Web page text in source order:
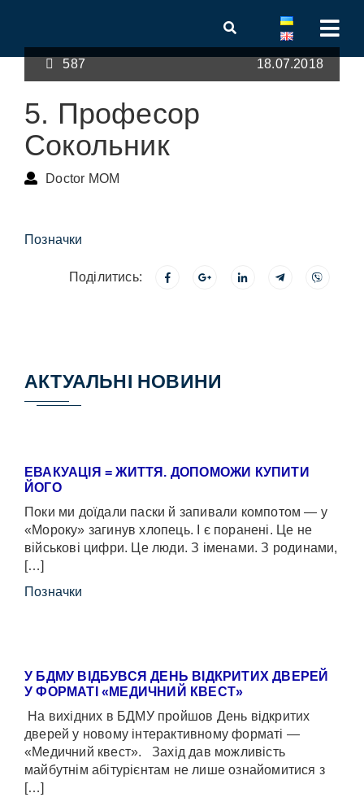
587 18.07.2018
5. Професор
Сокольник
Doctor MOM
Позначки
Поділитись:
АКТУАЛЬНІ НОВИНИ
ЕВАКУАЦІЯ = ЖИТТЯ. ДОПОМОЖИ КУПИТИ
ЙОГО
Поки ми доїдали паски й запивали компотом — у
«Мороку» загинув хлопець. І є поранені. Це не
військові цифри. Це люди. З іменами. З родинами,
[…]
Позначки
У БДМУ ВІДБУВСЯ ДЕНЬ ВІДКРИТИХ ДВЕРЕЙ
У ФОРМАТІ «МЕДИЧНИЙ КВЕСТ»
На вихідних в БДМУ пройшов День відкритих
дверей у новому інтерактивному форматі —
«Медичний квест». Захід дав можливість
майбутнім абітурієнтам не лише ознайомитися з
[…]